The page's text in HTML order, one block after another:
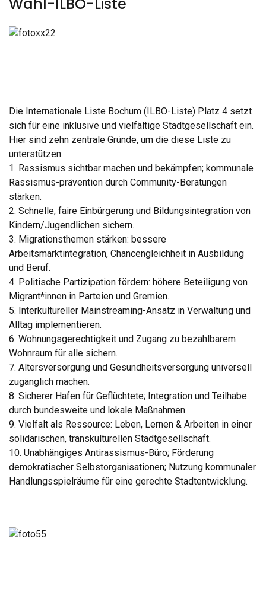
Die Internationale Liste Bochum (ILBO-Liste) Platz 4 setzt
sich für eine inklusive und vielfältige Stadtgesellschaft ein.
Hier sind zehn zentrale Gründe, um die diese Liste zu
unterstützen:
1. Rassismus sichtbar machen und bekämpfen; kommunale
Rassismus-prävention durch Community-Beratungen
stärken.
2. Schnelle, faire Einbürgerung und Bildungsintegration von
Kindern/Jugendlichen sichern.
3. Migrationsthemen stärken: bessere
Arbeitsmarktintegration, Chancengleichheit in Ausbildung
und Beruf.
4. Politische Partizipation fördern: höhere Beteiligung von
Migrant*innen in Parteien und Gremien.
5. Interkultureller Mainstreaming-Ansatz in Verwaltung und
Alltag implementieren.
6. Wohnungsgerechtigkeit und Zugang zu bezahlbarem
Wohnraum für alle sichern.
7. Altersversorgung und Gesundheitsversorgung universell
zugänglich machen.
8. Sicherer Hafen für Geflüchtete; Integration und Teilhabe
durch bundesweite und lokale Maßnahmen.
9. Vielfalt als Ressource: Leben, Lernen & Arbeiten in einer
solidarischen, transkulturellen Stadtgesellschaft.
10. Unabhängiges Antirassismus-Büro; Förderung
demokratischer Selbstorganisationen; Nutzung kommunaler
Handlungsspielräume für eine gerechte Stadtentwicklung.